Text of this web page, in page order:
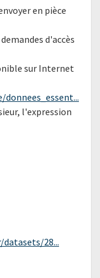
en pièce
d'accès
sur Internet
l'expression
28...